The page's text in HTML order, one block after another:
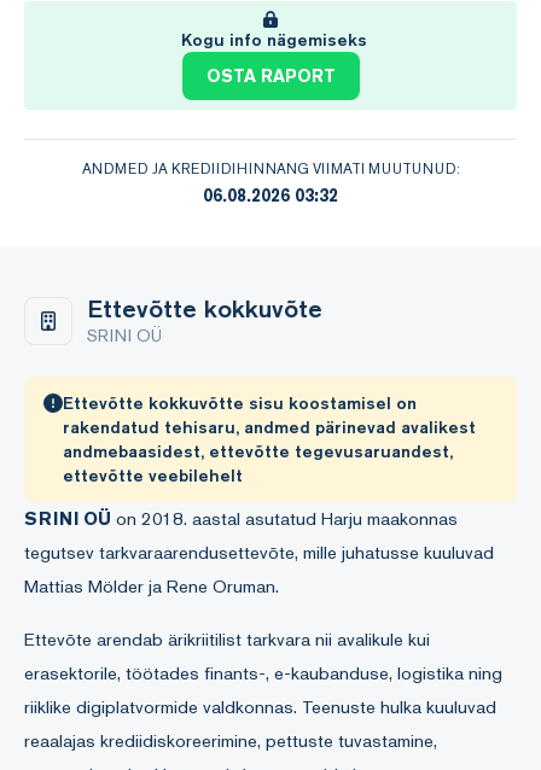
Kogu info nägemiseks
OSTA RAPORT
ANDMED JA KREDIIDIHINNANG VIIMATI MUUTUNUD:
06.08.2026 03:32
Ettevõtte kokkuvõte
SRINI OÜ
Ettevõtte kokkuvõtte sisu koostamisel on
rakendatud tehisaru, andmed pärinevad avalikest
andmebaasidest, ettevõtte tegevusaruandest,
ettevõtte veebilehelt
SRINI OÜ on 2018. aastal asutatud Harju maakonnas
tegutsev tarkvaraarendusettevõte, mille juhatusse kuuluvad
Mattias Mölder ja Rene Oruman.
Ettevõte arendab ärikriitilist tarkvara nii avalikule kui
erasektorile, töötades finants-, e-kaubanduse, logistika ning
riiklike digiplatvormide valdkonnas. Teenuste hulka kuuluvad
reaalajas krediidiskoreerimine, pettuste tuvastamine,